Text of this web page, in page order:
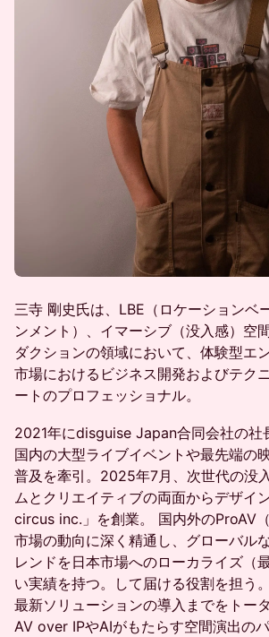
三寺 剛史氏は、LBE（ロケーションベ
ンメント）、イマーシブ（没入感）空
ダクションの領域において、体験型エ
市場におけるビジネス開発およびテク
ートのプロフェッショナル。
2021年にdisguise Japan合同会社の社
国内の大型ライブイベントや最先端の
普及を牽引。2025年7月、次世代の没
ムとクリエイティブの両面からデザイ
circus inc.」を創業。 国内外のProAV（
市場の動向に深く精通し、グローバル
レンドを日本市場へのローカライズ（
い実績を持つ。して届ける役割を担う
最新ソリューションの導入までをトー
AV over IPやAIがもたらす空間演出の